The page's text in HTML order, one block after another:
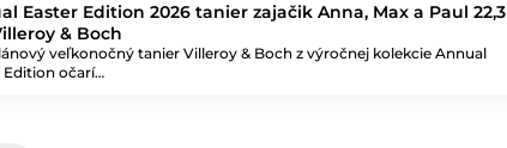
Easter Edition 2026 tanier zajačik Anna, Max a Paul 22,3
& Boch
veľkonočný tanier Villeroy & Boch z výročnej kolekcie Annual
Edition očarí…